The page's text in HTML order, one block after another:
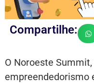
Compartilhe:
O Noroeste
empreendedorismo